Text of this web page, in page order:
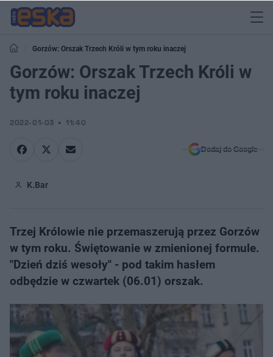
Gorzów: Orszak Trzech Króli w tym roku inaczej
Gorzów: Orszak Trzech Króli w
tym roku inaczej
2022-01-03 11:40
Dodaj do Google
K.Bar
Trzej Królowie nie przemaszerują przez Gorzów
w tym roku. Świętowanie w zmienionej formule.
"Dzień dziś wesoły" - pod takim hasłem
odbędzie w czwartek (06.01) orszak.